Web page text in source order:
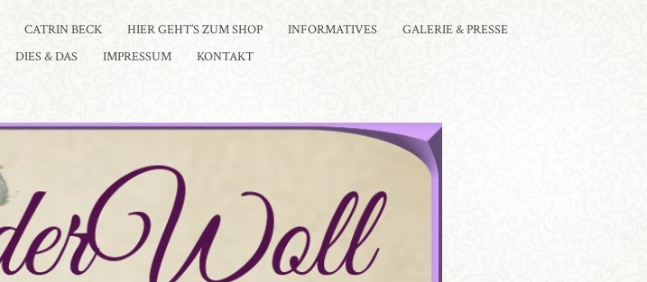
CATRIN BECK HIER GEHT’S ZUM SHOP INFORMATIVES
GALERIE & PRESSE
DIES & DAS IMPRESSUM KONTAKT